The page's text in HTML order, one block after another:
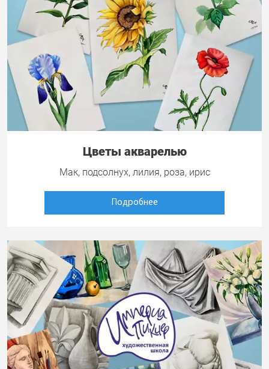
Цветы акварелью
Мак, подсолнух, лилия, роза, ирис
Подробнее